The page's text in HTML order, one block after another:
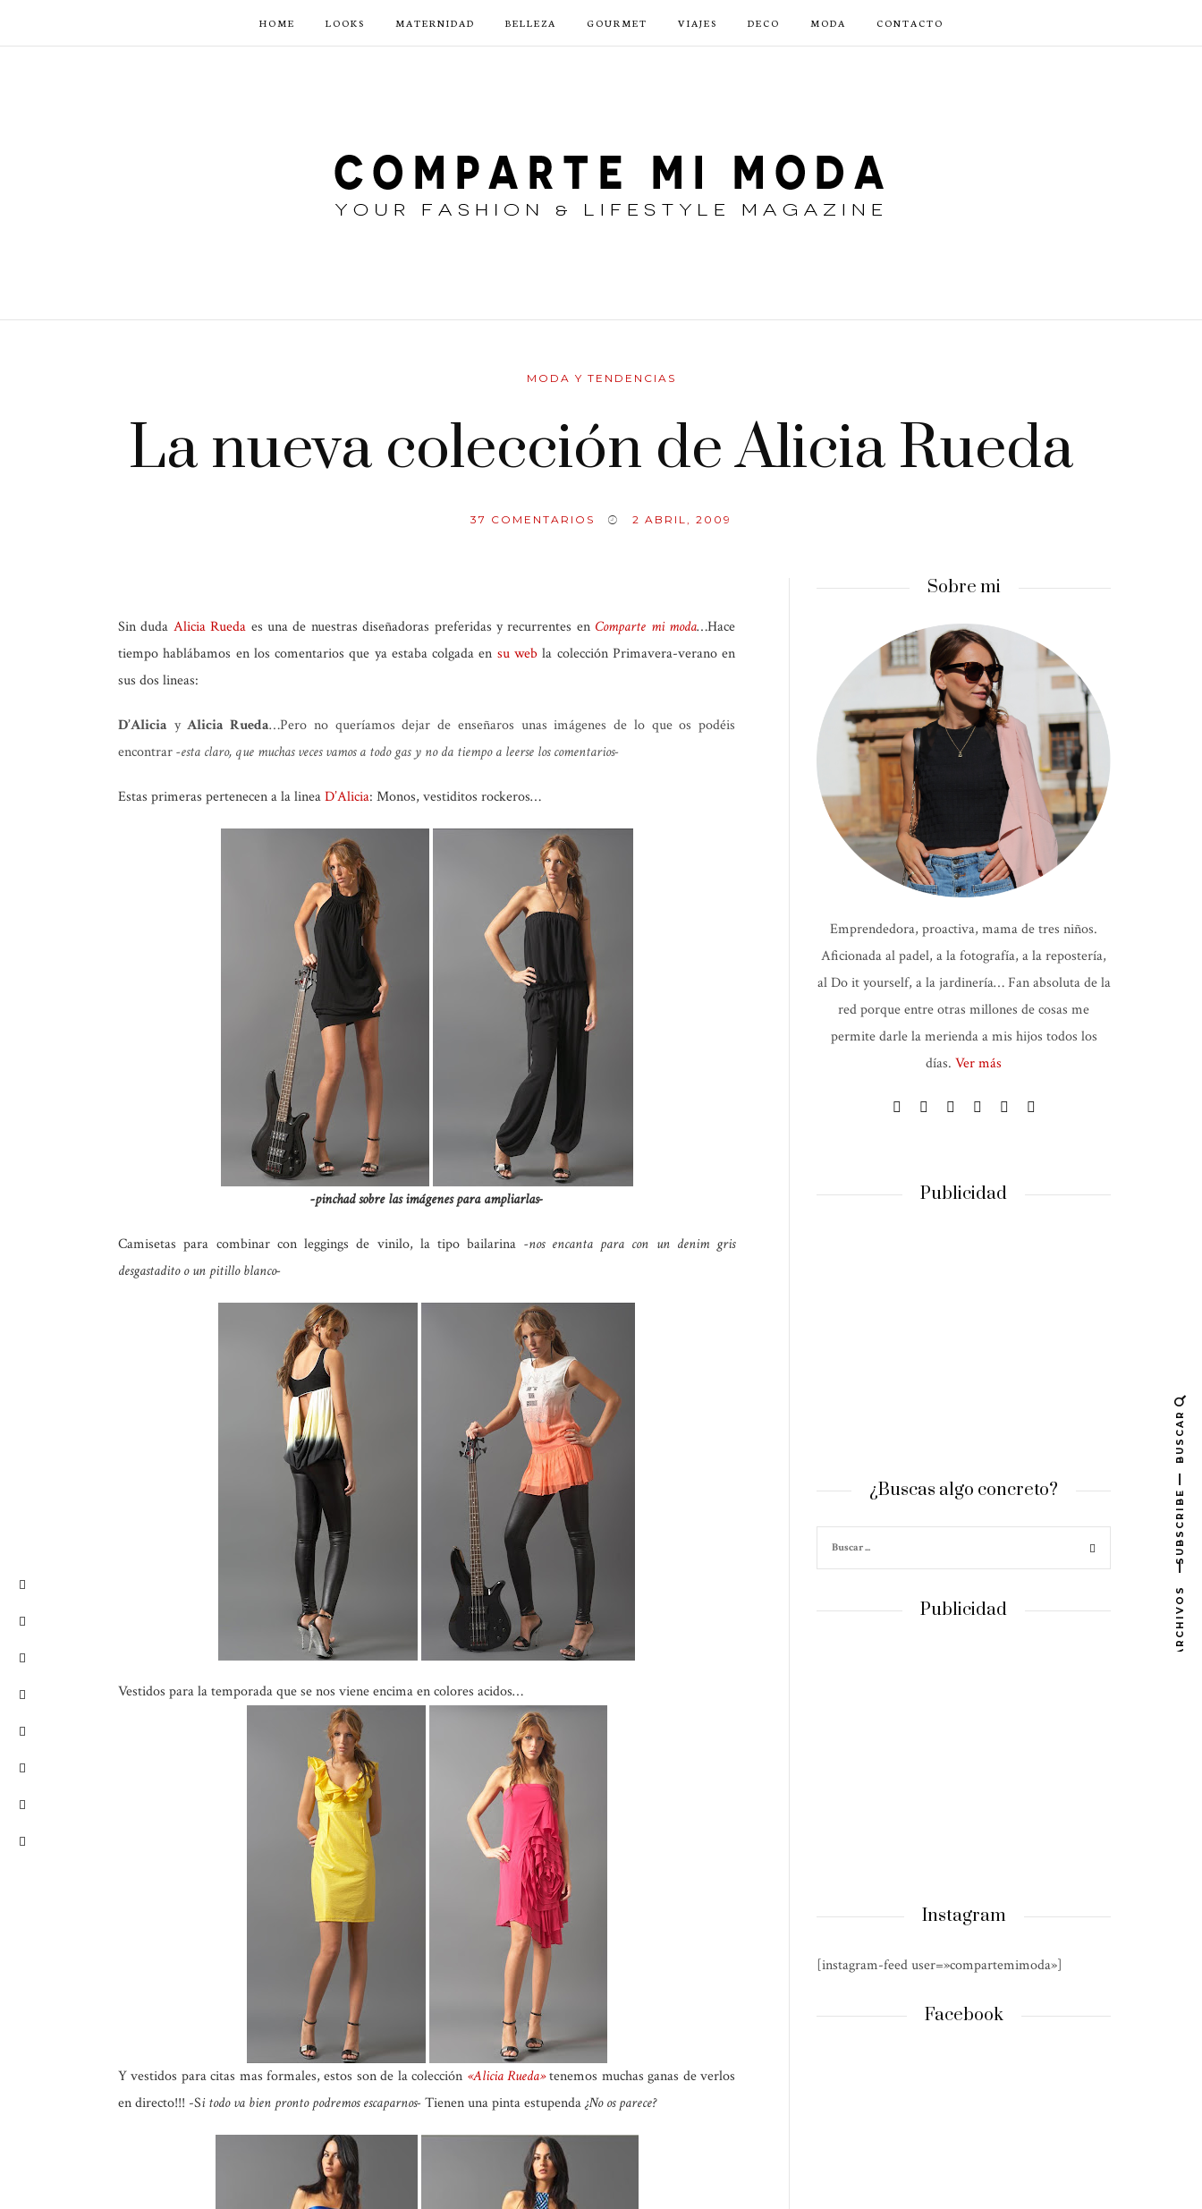
HOME LOOKS MATERNIDAD BELLEZA GOURMET VIAJES DECO MODA CONTACTO
MODA Y TENDENCIAS
La nueva colección de Alicia Rueda
37 COMENTARIOS 2 ABRIL, 2009
Sin duda Alicia Rueda es una de nuestras diseñadoras preferidas y recurrentes en Comparte mi moda…Hace
tiempo hablábamos en los comentarios que ya estaba colgada en su web la colección Primavera-verano en
sus dos lineas:
D’Alicia yAlicia Rueda…Pero no queríamos dejar de enseñaros unas imágenes de lo que os podéis
encontrar-esta claro, que muchas veces vamos a todo gas y no da tiempo a leerse los comentarios-
Estas primeras pertenecen a la lineaD’Alicia: Monos, vestiditos rockeros…
-pinchad sobre las imágenes para ampliarlas-
Camisetas para combinar con leggings de vinilo, la tipo bailarina -nos encanta para con un denim gris
desgastadito o un pitillo blanco-
Vestidos para la temporada que se nos viene encima en colores acidos…
Y vestidos para citas mas formales, estos son de la colección «Alicia Rueda»tenemos muchas ganas de verlos
en directo!!! -Si todo va bien pronto podremos escaparnos- Tienen una pinta estupenda¿No os parece?
Sobre mi
Emprendedora, proactiva, mama de tres niños.
Aficionada al padel, a la fotografía, a la repostería,
al Do it yourself, a la jardinería… Fan absoluta de la
red porque entre otras millones de cosas me
permite darle la merienda a mis hijos todos los
días. Ver más
Publicidad
¿Buscas algo concreto?
Publicidad
Instagram
[instagram-feed user=»compartemimoda»]
Facebook
BUSCAR
SUBSCRIBE
ARCHIVOS